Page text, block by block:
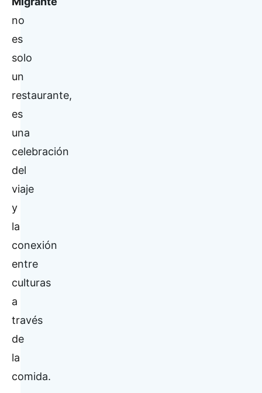
no
es
solo
un
restaurante,
es
una
celebración
del
viaje
y
la
conexión
entre
culturas
a
través
de
la
comida.